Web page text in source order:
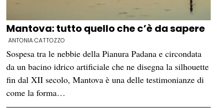
Mantova: tutto quello che c’è da sapere
ANTONIA CATTOZZO
Sospesa tra le nebbie della Pianura Padana e circondata
da un bacino idrico artificiale che ne disegna la silhouette
fin dal XII secolo, Mantova è una delle testimonianze di
come la forma…